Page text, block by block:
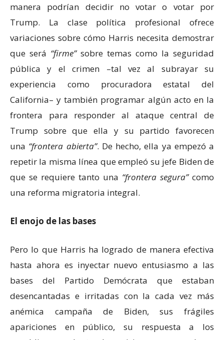
manera podrían decidir no votar o votar por
Trump. La clase política profesional ofrece
variaciones sobre cómo Harris necesita demostrar
que será
firme sobre temas como la seguridad
pública y el crimen –tal vez al subrayar su
experiencia como procuradora estatal del
California– y también programar algún acto en la
frontera para responder al ataque central de
Trump sobre que ella y su partido favorecen
una frontera abierta . De hecho, ella ya empezó a
repetir la misma línea que empleó su jefe Biden de
que se requiere tanto una
frontera segura como
una reforma migratoria integral.
El enojo de las bases
Pero lo que Harris ha logrado de manera efectiva
hasta ahora es inyectar nuevo entusiasmo a las
bases del Partido Demócrata que estaban
desencantadas e irritadas con la cada vez más
anémica campaña de Biden, sus frágiles
apariciones en público, su respuesta a los